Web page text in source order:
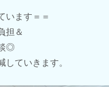
います＝＝
担＆
◎
ていきます。